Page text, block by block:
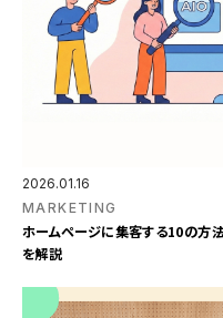
2026.01.16
MARKETING
ホームページに集客する10の方
を解説